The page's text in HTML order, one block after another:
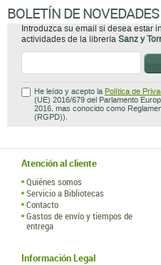
BOLETÍN DE NOVEDADES
Introduzca su email si desea estar
actividades de la librería Sanz y
He leído y acepto la Política de
(UE) 2016/679 del Parlamento
2016, mas conocido como
(RGPD)).
Atención al cliente
Quiénes somos
Servicio a Bibliotecas
Contacto
Gastos de envío y tiempos de
entrega
Información Legal